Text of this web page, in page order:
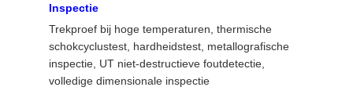
Inspectie
Trekproef bij hoge temperaturen, thermische
schokcyclustest, hardheidstest, metallografische
inspectie, UT niet-destructieve foutdetectie,
volledige dimensionale inspectie